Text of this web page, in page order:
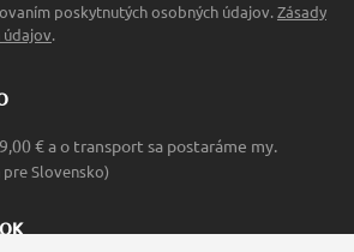
poskytnutých osobných údajov.Zásady
údajov.
€ a o transport sa postaráme my.
Slovensko)